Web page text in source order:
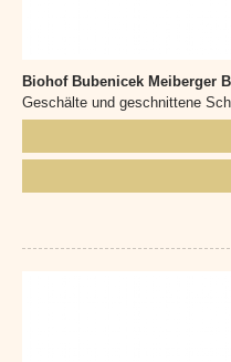
Biohof Bubenicek Meiberger
Geschälte und geschnittene